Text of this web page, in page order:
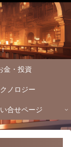
金・投資
ノロジー
合せページ